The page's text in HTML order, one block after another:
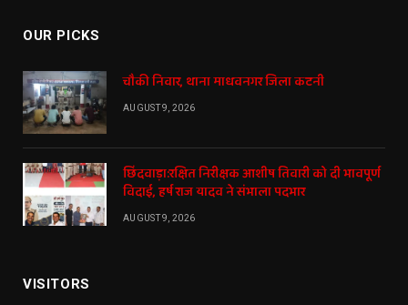
OUR PICKS
चौकी निवार, थाना माधवनगर जिला कटनी
AUGUST 9, 2026
छिंदवाड़ा:रक्षित निरीक्षक आशीष तिवारी को दी भावपूर्ण
विदाई, हर्ष राज यादव ने संभाला पदभार
AUGUST 9, 2026
VISITORS